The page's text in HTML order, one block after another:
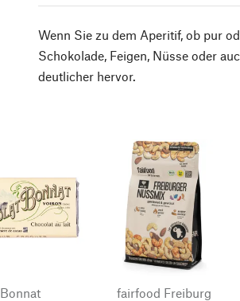
Wenn Sie zu dem Aperitif, ob pur
Schokolade, Feigen, Nüsse oder
deutlicher hervor.
Bonnat
fairfood Freiburg